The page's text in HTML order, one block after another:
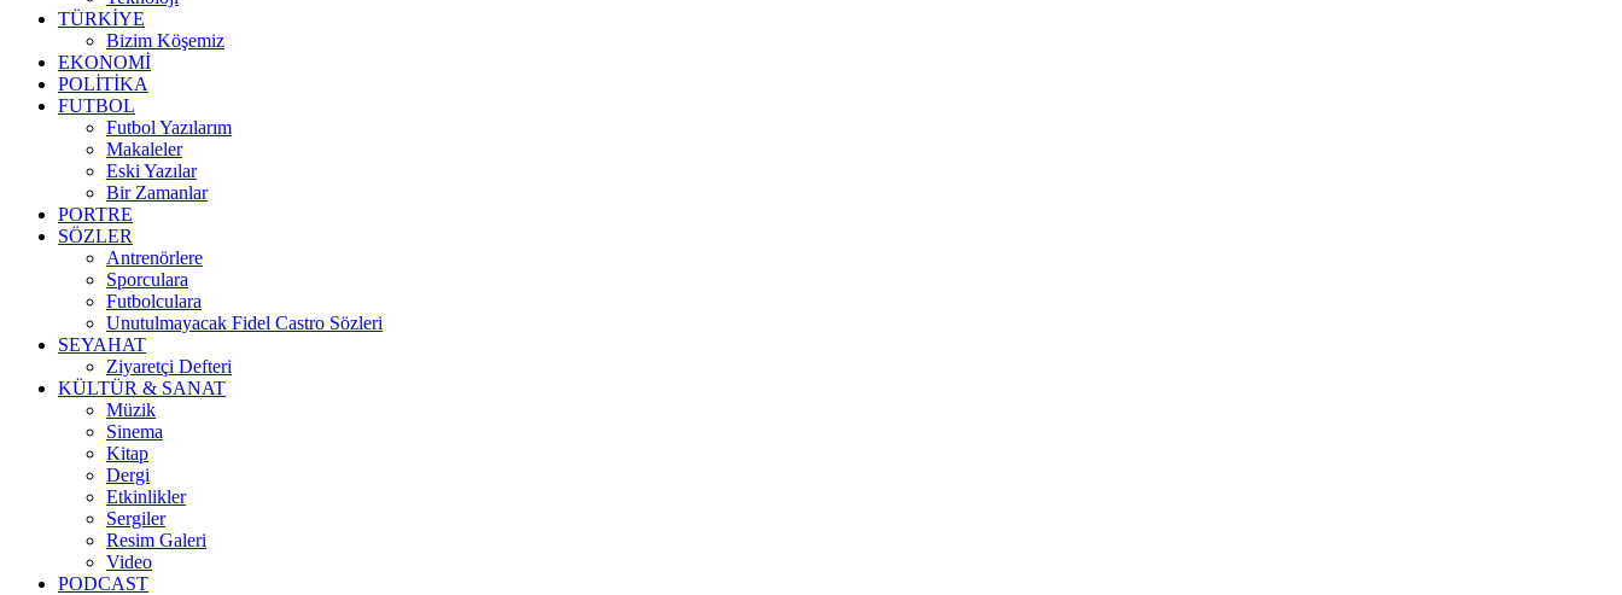
TÜRKİYE
Bizim Köşemiz
EKONOMİ
POLİTİKA
FUTBOL
Futbol Yazılarım
Makaleler
Eski Yazılar
Bir Zamanlar
PORTRE
SÖZLER
Antrenörlere
Sporculara
Futbolculara
Unutulmayacak Fidel Castro Sözleri
SEYAHAT
Ziyaretçi Defteri
KÜLTÜR & SANAT
Müzik
Sinema
Kitap
Dergi
Etkinlikler
Sergiler
Resim Galeri
Video
PODCAST